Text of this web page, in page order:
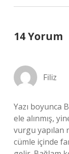
14 Yorum
Filiz
Yazı boyunca
ele alınmış,
vurgu yapılan
cümle içinde